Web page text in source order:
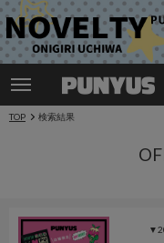
TOP 検索結果